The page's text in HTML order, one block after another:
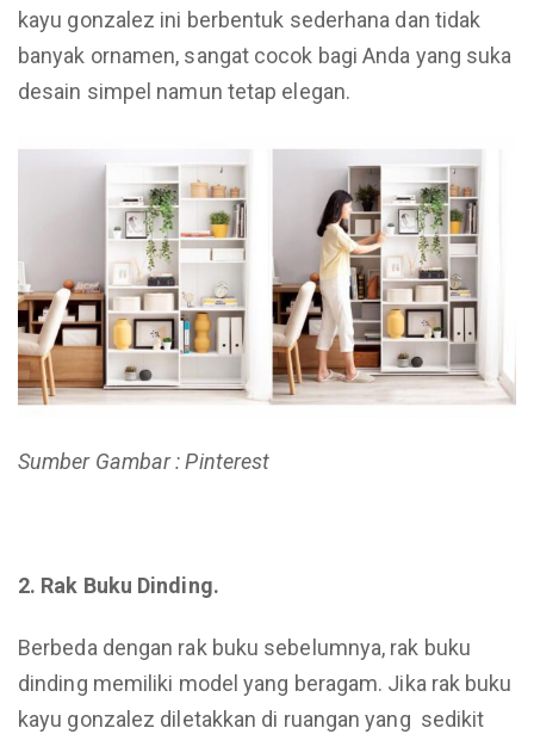
kayu gonzalez ini berbentuk sederhana dan tidak
banyak ornamen, sangat cocok bagi Anda yang suka
desain simpel namun tetap elegan.
Sumber Gambar : Pinterest
2. Rak Buku Dinding.
Berbeda dengan rak buku sebelumnya, rak buku
dinding memiliki model yang beragam. Jika rak buku
kayu gonzalez diletakkan di ruangan yang sedikit